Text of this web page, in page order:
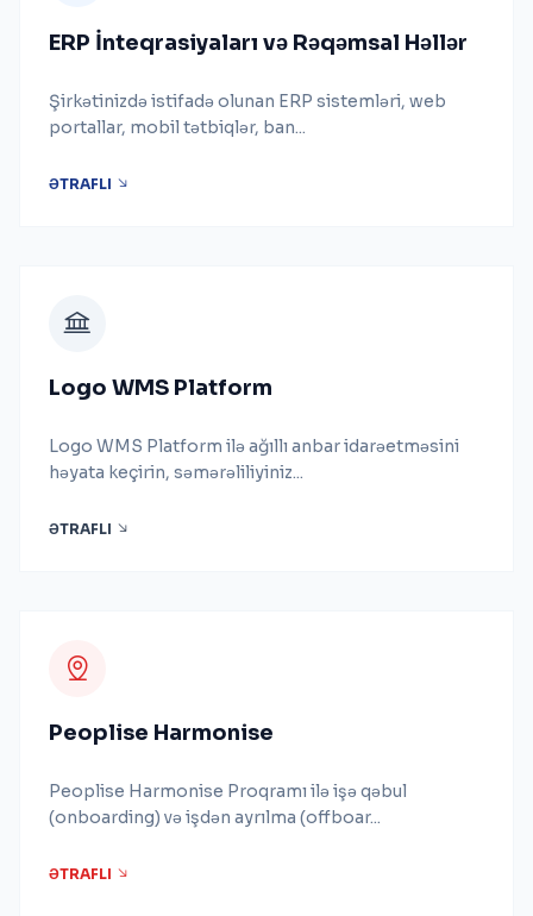
ERP İnteqrasiyaları və Rəqəmsal Həllər
Şirkətinizdə istifadə olunan ERP sistemləri, web
portallar, mobil tətbiqlər, ban...
ƏTRAFLI
Logo WMS Platform
Logo WMS Platform ilə ağıllı anbar idarəetməsini
həyata keçirin, səmərəliliyiniz...
ƏTRAFLI
Peoplise Harmonise
Peoplise Harmonise Proqramı ilə işə qəbul
(onboarding) və işdən ayrılma (offboar...
ƏTRAFLI